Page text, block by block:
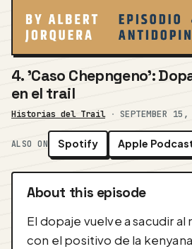
4. 'Caso Chepngeno':
en el trail
Historias del Trail· SEPTEMBER
ALSO ON Spotify Apple
About this episode
El dopaje vuelve a sacudir al
con el positivo de la